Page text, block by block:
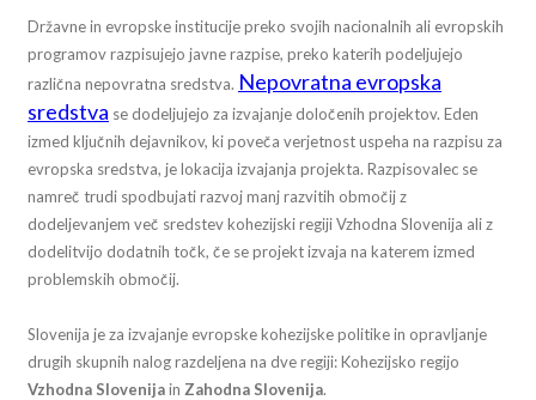
Državne in evropske institucije preko svojih nacionalnih ali evropskih
programov razpisujejo javne razpise, preko katerih podeljujejo
različna nepovratna sredstva. Nepovratna evropska
sredstva se dodeljujejo za izvajanje določenih projektov. Eden
izmed ključnih dejavnikov, ki poveča verjetnost uspeha na razpisu za
evropska sredstva, je lokacija izvajanja projekta. Razpisovalec se
namreč trudi spodbujati razvoj manj razvitih območij z
dodeljevanjem več sredstev kohezijski regiji Vzhodna Slovenija ali z
dodelitvijo dodatnih točk, če se projekt izvaja na katerem izmed
problemskih območij.
Slovenija je za izvajanje evropske kohezijske politike in opravljanje
drugih skupnih nalog razdeljena na dve regiji: Kohezijsko regijo
Vzhodna Slovenijain Zahodna Slovenija.